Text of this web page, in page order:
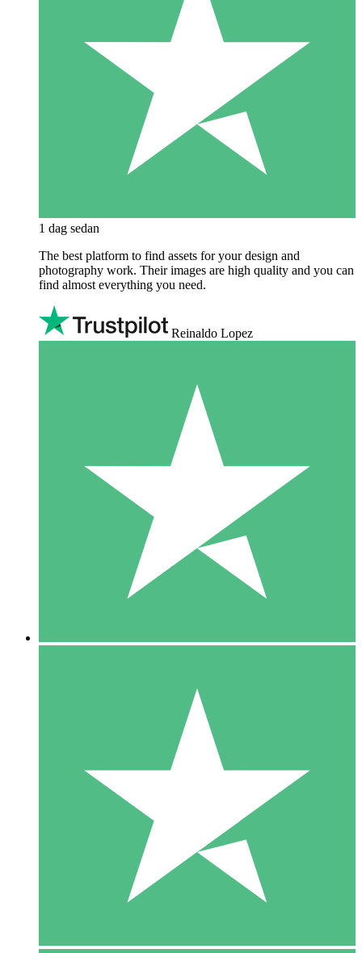
1 dag sedan
The best platform to find assets for your design and
photography work. Their images are high quality and you can
find almost everything you need.
Reinaldo Lopez